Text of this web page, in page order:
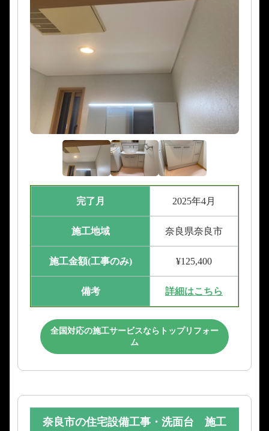
完了月 2025年4月
施工地域 奈良県奈良市
施工金額(工事のみ) ¥125,400
備考 詳細はこちら
全国対応の施工サービスならトップリフォー
ム
奈良市の住宅設備工事・洗面台 施工